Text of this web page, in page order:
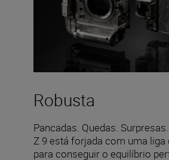
Robusta
Pancadas. Quedas.
Z 9 está forjada com uma liga
para conseguir o equilíbrio